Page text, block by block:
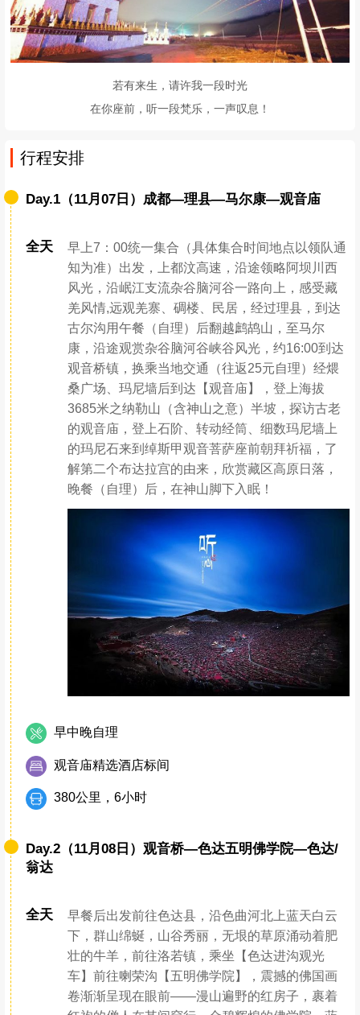
若有来生，请许我一段时光
在你座前，听一段梵乐，一声叹息！
行程安排
Day.1（11月07日）成都—理县—马尔康—观音庙
全天
早上7：00统一集合（具体集合时间地点以领队通
知为准）出发，上都汶高速，沿途领略阿坝川西
风光，沿岷江支流杂谷脑河谷一路向上，感受藏
羌风情,远观羌寨、碉楼、民居，经过理县，到达
古尔沟用午餐（自理）后翻越鹧鸪山，至马尔
康，沿途观赏杂谷脑河谷峡谷风光，约16:00到达
观音桥镇，换乘当地交通（往返25元自理）经煨
桑广场、玛尼墙后到达【观音庙】，登上海拔
3685米之纳勒山（含神山之意）半坡，探访古老
的观音庙，登上石阶、转动经筒、细数玛尼墙上
的玛尼石来到绰斯甲观音菩萨座前朝拜祈福，了
解第二个布达拉宫的由来，欣赏藏区高原日落，
晚餐（自理）后，在神山脚下入眠！
早中晚自理
观音庙精选酒店标间
380公里，6小时
Day.2（11月08日）观音桥—色达五明佛学院—色达/
翁达
全天
早餐后出发前往色达县，沿色曲河北上蓝天白云
下，群山绵蜒，山谷秀丽，无垠的草原涌动着肥
壮的牛羊，前往洛若镇，乘坐【色达进沟观光
车】前往喇荣沟【五明佛学院】，震撼的佛国画
卷渐渐呈现在眼前——漫山遍野的红房子，裹着